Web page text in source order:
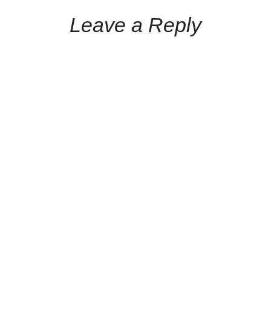
Leave a Reply